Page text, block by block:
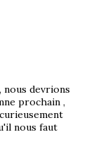
nous devrions
prochain ,
nous faut